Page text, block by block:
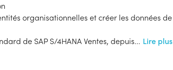
collectif
organisationnelles et créer les données de
de SAP S/4HANA Ventes, depuis... Lire plus